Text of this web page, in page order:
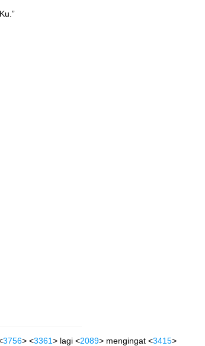
3756> <3361> lagi <2089> mengingat <3415>